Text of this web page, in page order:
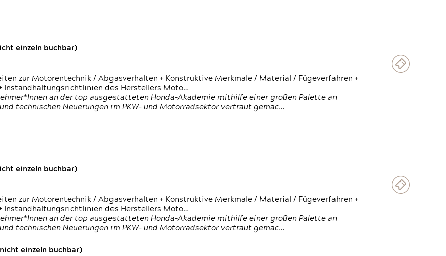
einzeln buchbar)
zur Motorentechnik / Abgasverhalten + Konstruktive Merkmale / Material / Fügeverfahren +
Instandhaltungsrichtlinien des Herstellers Moto…
an der top ausgestatteten Honda-Akademie mithilfe einer großen Palette an
technischen Neuerungen im PKW- und Motorradsektor vertraut gemac…
einzeln buchbar)
zur Motorentechnik / Abgasverhalten + Konstruktive Merkmale / Material / Fügeverfahren +
Instandhaltungsrichtlinien des Herstellers Moto…
an der top ausgestatteten Honda-Akademie mithilfe einer großen Palette an
technischen Neuerungen im PKW- und Motorradsektor vertraut gemac…
einzeln buchbar)